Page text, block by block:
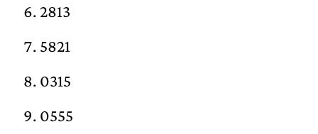
2813
5821
0315
0555